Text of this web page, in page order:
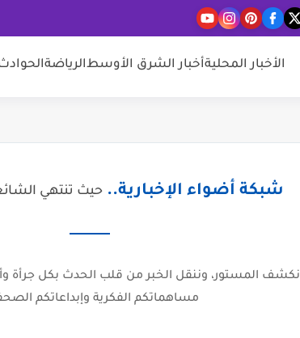
الأخبار المحليةأخبار الشرق الأوسطالرياضة
شبكة أضواء الإخبارية.. حيث تنتهي
نكشف المستور، وننقل الخبر من قلب الحدث بكل جرأة
مساهماتكم الفكرية وإبداعاتكم